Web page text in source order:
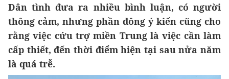
Dân tình đưa ra nhiều bình luận, có người
thông cảm, nhưng phần đông ý kiến cũng cho
rằng việc cứu trợ miền Trung là việc cần làm
cấp thiết, đến thời điểm hiện tại sau nửa năm
là quá trễ.